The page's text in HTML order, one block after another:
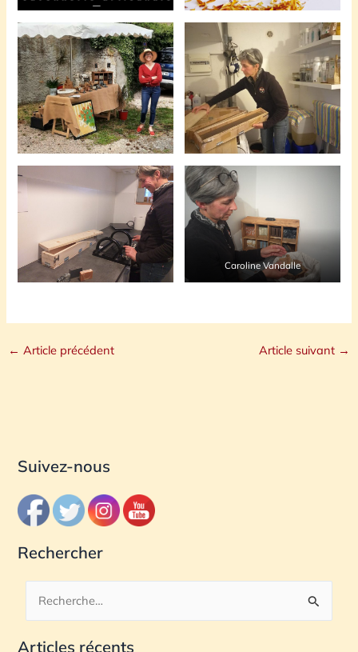
Caroline Vandalle
← Article précédent Article suivant →
Suivez-nous
Rechercher
Articles récents